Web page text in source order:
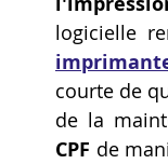
Vidéos sur l'impression
Formation impresssion
logicielle
courte de
de la
CPF de